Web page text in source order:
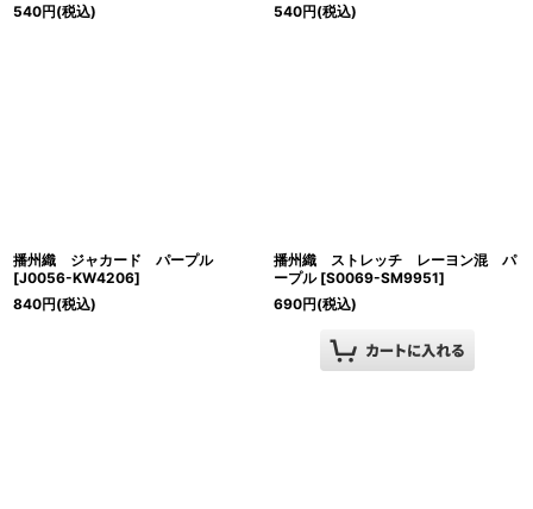
540円(税込)
540円(税込)
播州織 ジャカード パープル
[J0056-KW4206]
840円(税込)
播州織 ストレッチ レーヨン混 パ
ープル [S0069-SM9951]
690円(税込)